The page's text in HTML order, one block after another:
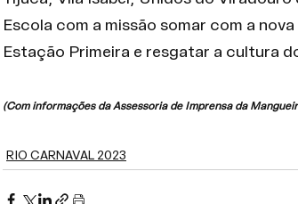
Escola com a missão somar com a
Estação Primeira e resgatar a cultura
(Com informações da Assessoria de Imprensa da
RIO CARNAVAL 2023